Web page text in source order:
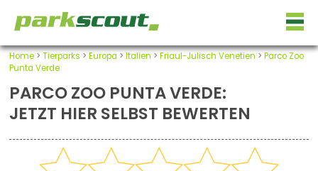
Home> Tierparks > Europa > Italien > Friaul-Julisch Venetien > Parco Zoo
Punta Verde
PARCO ZOO PUNTA VERDE:
JETZT HIER SELBST BEWERTEN